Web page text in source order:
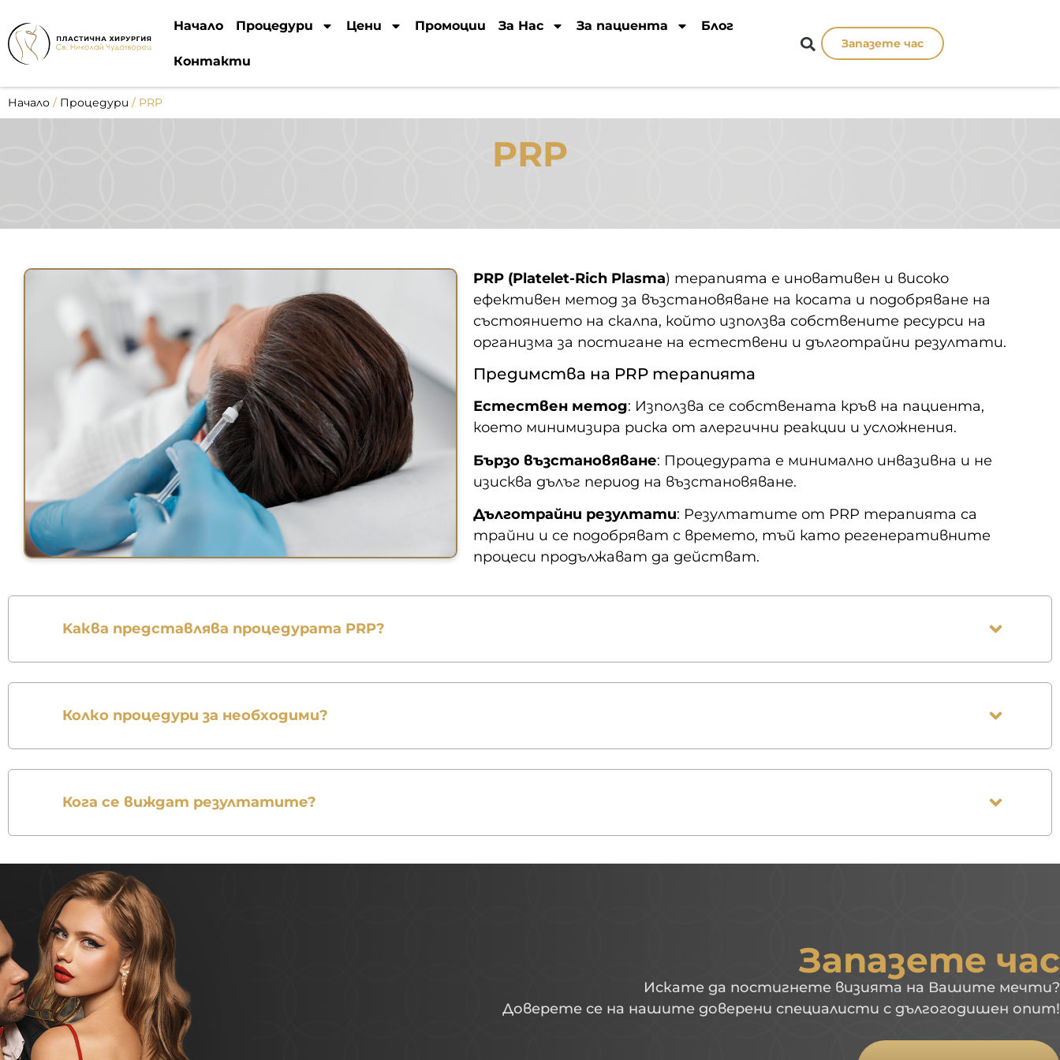
Начало Процедури Цени Промоции За Нас За пациента Блог
Контакти
Запазете час
Начало / Процедури / PRP
PRP
PRP (Platelet-Rich Plasma) терапията е иновативен и високо
ефективен метод за възстановяване на косата и подобряване на
състоянието на скалпа, който използва собствените ресурси на
организма за постигане на естествени и дълготрайни резултати.
Предимства на PRP терапията
Естествен метод: Използва се собствената кръв на пациента,
което минимизира риска от алергични реакции и усложнения.
Бързо възстановяване: Процедурата е минимално инвазивна и не
изисква дълъг период на възстановяване.
Дълготрайни резултати: Резултатите от PRP терапията са
трайни и се подобряват с времето, тъй като регенеративните
процеси продължават да действат.
Kaква представлява процедурата PRP?
Колко процедури за необходими?
Кога се виждат резултатите?
Запазете час
Искате да постигнете визията на Вашите мечти?
Доверете се на нашите доверени специалисти с дългогодишен опит!